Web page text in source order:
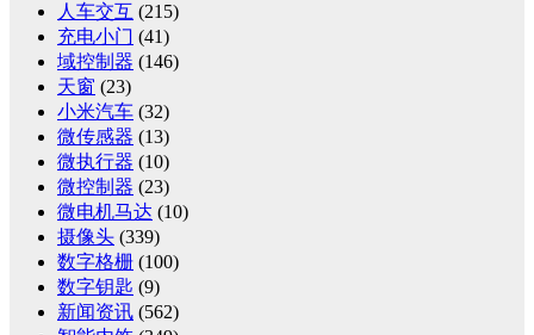
人车交互 (215)
充电小门 (41)
域控制器 (146)
天窗 (23)
小米汽车 (32)
微传感器 (13)
微执行器 (10)
微控制器 (23)
微电机马达 (10)
摄像头 (339)
数字格栅 (100)
数字钥匙 (9)
新闻资讯 (562)